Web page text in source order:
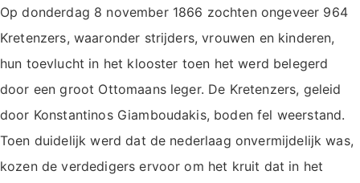
Op donderdag 8 november 1866 zochten ongeveer 964
Kretenzers, waaronder strijders, vrouwen en kinderen,
hun toevlucht in het klooster toen het werd belegerd
door een groot Ottomaans leger. De Kretenzers, geleid
door Konstantinos Giamboudakis, boden fel weerstand.
Toen duidelijk werd dat de nederlaag onvermijdelijk was,
kozen de verdedigers ervoor om het kruit dat in het